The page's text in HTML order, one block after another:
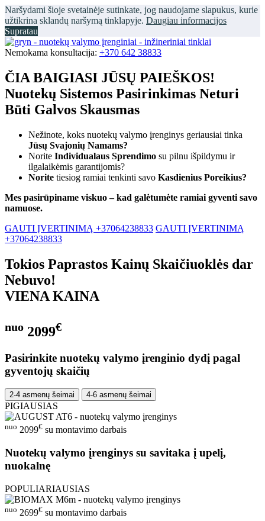
Naršydami šioje svetainėje sutinkate, jog naudojame slapukus, kurie
užtikrina sklandų naršymą tinklapyje. Daugiau informacijos
Supratau
Nemokama konsultacija: +370 642 38833
ČIA BAIGIASI JŪSŲ PAIEŠKOS!
Nuotekų Sistemos Pasirinkimas Neturi
Būti Galvos Skausmas
Nežinote, koks nuotekų valymo įrenginys geriausiai tinka
Jūsų Svajonių Namams?
Norite Individualaus Sprendimo su pilnu išpildymu ir
ilgalaikėmis garantijomis?
Norite tiesiog ramiai tenkinti savo Kasdienius Poreikius?
Mes pasirūpiname viskuo – kad galėtumėte ramiai gyventi savo
namuose.
GAUTI ĮVERTINIMĄ +37064238833 GAUTI ĮVERTINIMĄ
+37064238833
Tokios Paprastos Kainų Skaičiuoklės dar
Nebuvo!
VIENA KAINA
nuo 2099€
Pasirinkite nuotekų valymo įrenginio dydį pagal
gyventojų skaičių
2-4 asmenų šeimai 4-6 asmenų šeimai
PIGIAUSIAS
nuo 2099€ su montavimo darbais
Nuotekų valymo įrenginys su savitaka į upelį,
nuokalnę
POPULIARIAUSIAS
nuo 2699€ su montavimo darbais